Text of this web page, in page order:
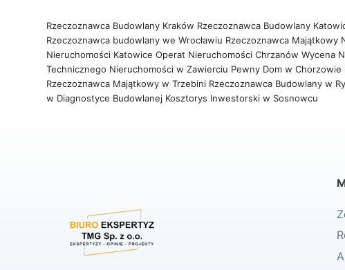
Rzeczoznawca Budowlany Kraków Rzeczoznawca Budowlany
Rzeczoznawca budowlany we Wrocławiu Rzeczoznawca Majątkowy
Nieruchomości Katowice Operat Nieruchomości Chrzanów Wycena
Technicznego Nieruchomości w Zawierciu Pewny Dom w Chorzowie
Rzeczoznawca Majątkowy w Trzebini Rzeczoznawca Budowlany w
w Diagnostyce Budowlanej Kosztorys Inwestorski w Sosnowcu